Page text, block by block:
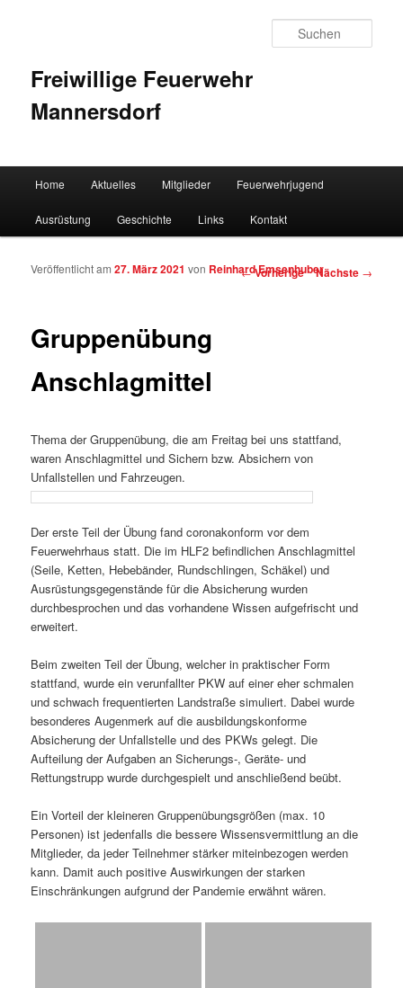
Freiwillige Feuerwehr
Mannersdorf
Zum Inhalt wechseln
Zum sekundären Inhalt wechseln
Home Aktuelles Mitglieder Feuerwehrjugend
Ausrüstung Geschichte Links Kontakt
Artikelnavigation
←Vorherige Nächste →
Gruppenübung
Anschlagmittel
Veröffentlicht am27. März 2021 von Reinhard Emsenhuber
Thema der Gruppenübung, die am Freitag bei uns stattfand,
waren Anschlagmittel und Sichern bzw. Absichern von
Unfallstellen und Fahrzeugen.
Der erste Teil der Übung fand coronakonform vor dem
Feuerwehrhaus statt. Die im HLF2 befindlichen Anschlagmittel
(Seile, Ketten, Hebebänder, Rundschlingen, Schäkel) und
Ausrüstungsgegenstände für die Absicherung wurden
durchbesprochen und das vorhandene Wissen aufgefrischt und
erweitert.
Beim zweiten Teil der Übung, welcher in praktischer Form
stattfand, wurde ein verunfallter PKW auf einer eher schmalen
und schwach frequentierten Landstraße simuliert. Dabei wurde
besonderes Augenmerk auf die ausbildungskonforme
Absicherung der Unfallstelle und des PKWs gelegt. Die
Aufteilung der Aufgaben an Sicherungs-, Geräte- und
Rettungstrupp wurde durchgespielt und anschließend beübt.
Ein Vorteil der kleineren Gruppenübungsgrößen (max. 10
Personen) ist jedenfalls die bessere Wissensvermittlung an die
Mitglieder, da jeder Teilnehmer stärker miteinbezogen werden
kann. Damit auch positive Auswirkungen der starken
Einschränkungen aufgrund der Pandemie erwähnt wären.